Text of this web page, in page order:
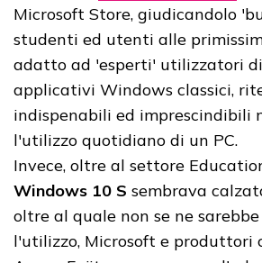
Microsoft Store, giudicandolo
studenti ed utenti alle
adatto ad 'esperti' utilizzatori
applicativi Windows classici,
indispenabili ed imprescindibili
l'utilizzo quotidiano di un PC.
Invece, oltre al settore
Windows 10 S sembrava
oltre al quale non se ne sarebbe
l'utilizzo, Microsoft e produttori